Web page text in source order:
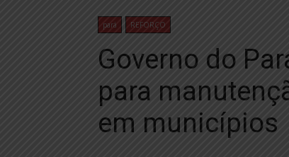
pará REFORÇO
Governo do
para
em municípios